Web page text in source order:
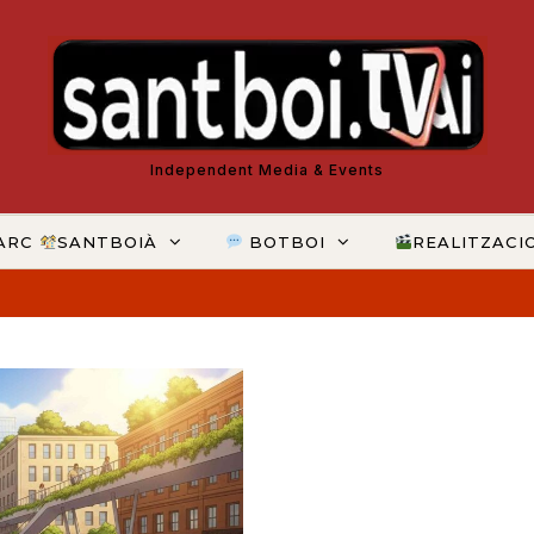
Independent Media & Events
SANTBOIÀ BOTBOI